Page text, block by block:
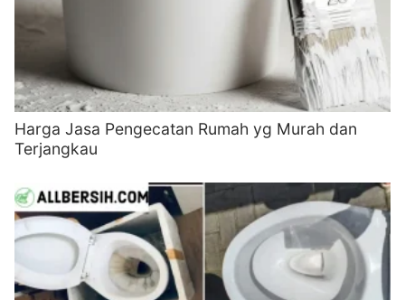
Harga Jasa Pengecatan Rumah yg Murah dan
Terjangkau